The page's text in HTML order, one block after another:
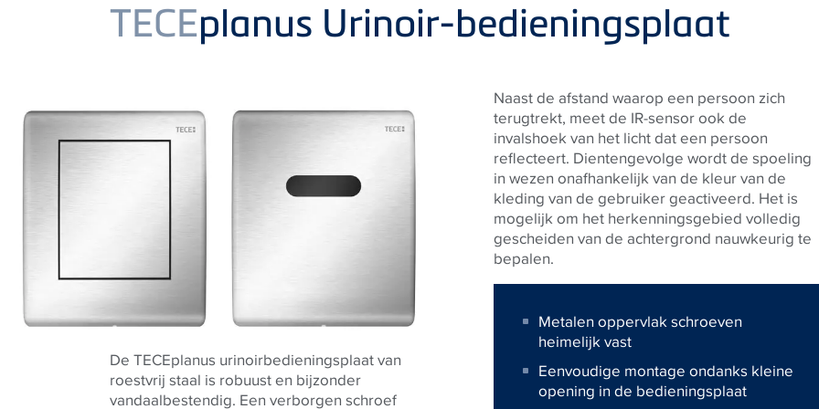
TECEplanus Urinoir-bedieningsplaat
De TECEplanus urinoirbedieningsplaat van
roestvrij staal is robuust en bijzonder
vandaalbestendig. Een verborgen schroef
Naast de afstand waarop een persoon zich
terugtrekt, meet de IR-sensor ook de
invalshoek van het licht dat een persoon
reflecteert. Dientengevolge wordt de spoeling
in wezen onafhankelijk van de kleur van de
kleding van de gebruiker geactiveerd. Het is
mogelijk om het herkenningsgebied volledig
gescheiden van de achtergrond nauwkeurig te
bepalen.
Metalen oppervlak schroeven
heimelijk vast
Eenvoudige montage ondanks kleine
opening in de bedieningsplaat